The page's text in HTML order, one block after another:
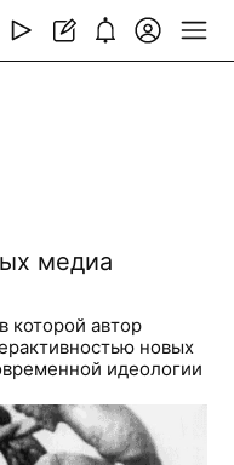
медиа
которой автор
новых
идеологии